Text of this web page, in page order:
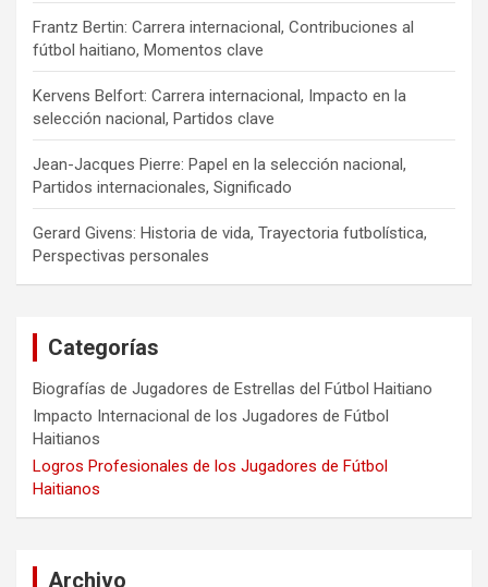
Frantz Bertin: Carrera internacional, Contribuciones al
fútbol haitiano, Momentos clave
Kervens Belfort: Carrera internacional, Impacto en la
selección nacional, Partidos clave
Jean-Jacques Pierre: Papel en la selección nacional,
Partidos internacionales, Significado
Gerard Givens: Historia de vida, Trayectoria futbolística,
Perspectivas personales
Categorías
Biografías de Jugadores de Estrellas del Fútbol Haitiano
Impacto Internacional de los Jugadores de Fútbol
Haitianos
Logros Profesionales de los Jugadores de Fútbol
Haitianos
Archivo